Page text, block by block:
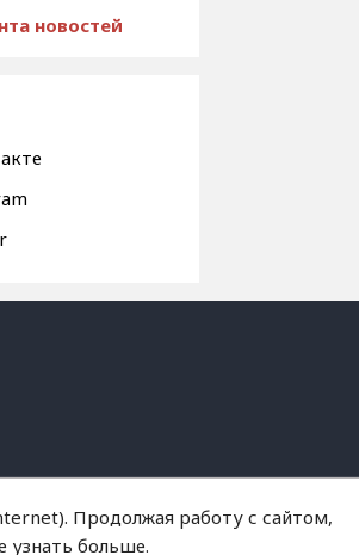
новостей
Продолжая работу с сайтом,
узнать больше.